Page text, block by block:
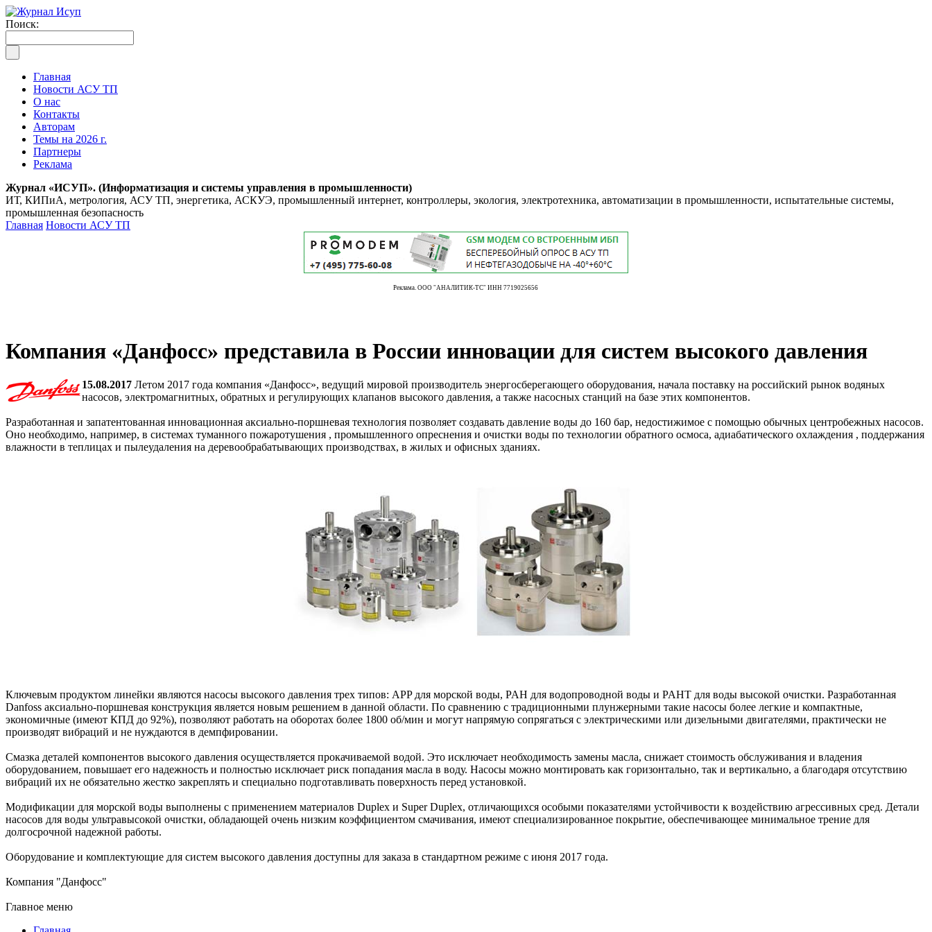
Поиск:
Главная
Новости АСУ ТП
О нас
Контакты
Авторам
Темы на 2026 г.
Партнеры
Реклама
Журнал «ИСУП». (Информатизация и системы управления в промышленности)
ИТ, КИПиА, метрология, АСУ ТП, энергетика, АСКУЭ, промышленный интернет, контроллеры, экология, электротехника, автоматизации в промышленности, испытательные системы,
промышленная безопасность
Главная Новости АСУ ТП
Реклама. ООО "АНАЛИТИК-ТС" ИНН 7719025656
Компания «Данфосс» представила в России инновации для систем высокого давления
15.08.2017 Летом 2017 года компания «Данфосс», ведущий мировой производитель энергосберегающего оборудования, начала поставку на российский рынок водяных
насосов, электромагнитных, обратных и регулирующих клапанов высокого давления, а также насосных станций на базе этих компонентов.
Разработанная и запатентованная инновационная аксиально-поршневая технология позволяет создавать давление воды до 160 бар, недостижимое с помощью обычных центробежных насосов.
Оно необходимо, например, в системах туманного пожаротушения , промышленного опреснения и очистки воды по технологии обратного осмоса, адиабатического охлаждения , поддержания
влажности в теплицах и пылеудаления на деревообрабатывающих производствах, в жилых и офисных зданиях.
Ключевым продуктом линейки являются насосы высокого давления трех типов: APP для морской воды, PAH для водопроводной воды и PAHT для воды высокой очистки. Разработанная
Danfoss аксиально-поршневая конструкция является новым решением в данной области. По сравнению с традиционными плунжерными такие насосы более легкие и компактные,
экономичные (имеют КПД до 92%), позволяют работать на оборотах более 1800 об/мин и могут напрямую сопрягаться с электрическими или дизельными двигателями, практически не
производят вибраций и не нуждаются в демпфировании.
Смазка деталей компонентов высокого давления осуществляется прокачиваемой водой. Это исключает необходимость замены масла, снижает стоимость обслуживания и владения
оборудованием, повышает его надежность и полностью исключает риск попадания масла в воду. Насосы можно монтировать как горизонтально, так и вертикально, а благодаря отсутствию
вибраций их не обязательно жестко закреплять и специально подготавливать поверхность перед установкой.
Модификации для морской воды выполнены с применением материалов Duplex и Super Duplex, отличающихся особыми показателями устойчивости к воздействию агрессивных сред. Детали
насосов для воды ультравысокой очистки, обладающей очень низким коэффициентом смачивания, имеют специализированное покрытие, обеспечивающее минимальное трение для
долгосрочной надежной работы.
Оборудование и комплектующие для систем высокого давления доступны для заказа в стандартном режиме с июня 2017 года.
Компания "Данфосс"
Главное меню